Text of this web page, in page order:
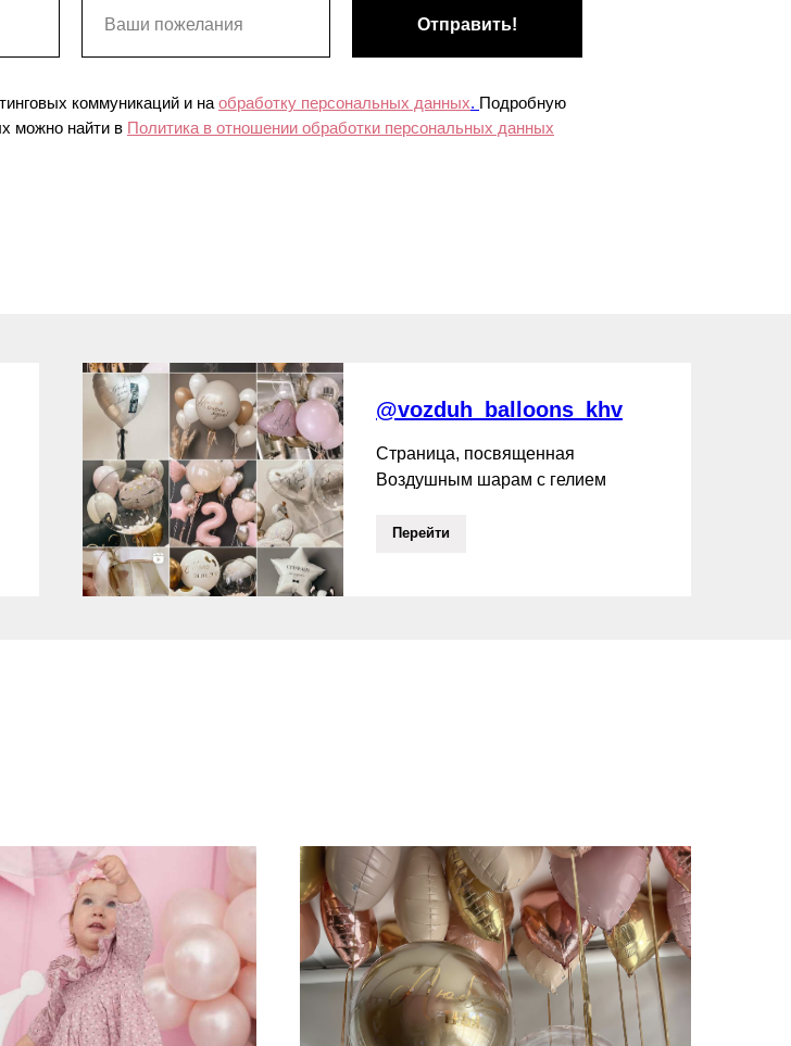
Отправить!
коммуникаций и на обработку персональных данных. Подробную
можно найти в Политика в отношении обработки персональных данных
@vozduh_balloons_khv
Страница, посвященная
Воздушным шарам с гелием
Перейти